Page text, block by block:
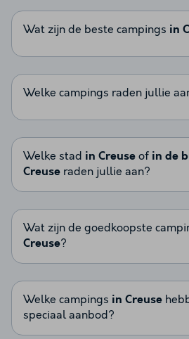
Wat zijn de beste campings in
Welke campings raden jullie
Welke stad in Creuse of in de
Creuse raden jullie aan?
Wat zijn de goedkoopste
Creuse?
Welke campings in Creuse
speciaal aanbod?